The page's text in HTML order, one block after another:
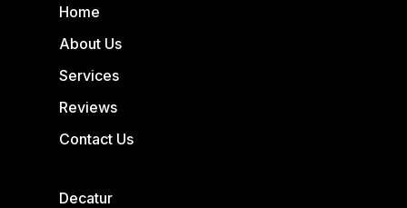
Home
About Us
Services
Reviews
Contact Us
Decatur